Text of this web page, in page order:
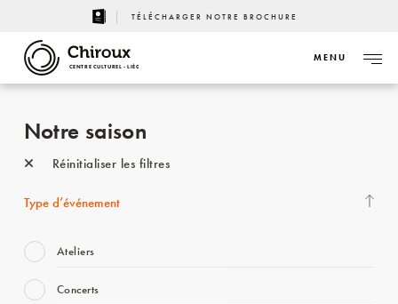
TÉLÉCHARGER NOTRE BROCHURE
CENTRE CULTUREL - LIÈGE
MENU
Notre saison
Réinitialiser les filtres
Type d’événement
Ateliers
Concerts